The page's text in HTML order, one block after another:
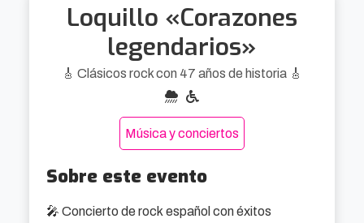
Loquillo «Corazones
legendarios»
🎸 Clásicos rock con 47 años de historia 🎸
Música y conciertos
Sobre este evento
🎤 Concierto de rock español con éxitos